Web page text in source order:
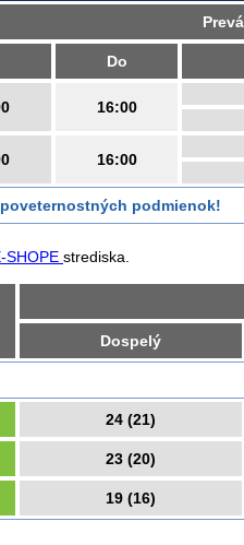
Do
16:00
16:00
podmienok!
SHOPE strediska.
Dospelý
24 (21)
23 (20)
19 (16)